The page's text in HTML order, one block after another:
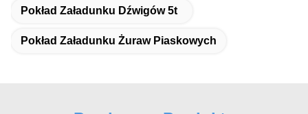
Pokład Załadunku Dźwigów 5t
Pokład Załadunku Żuraw Piaskowych